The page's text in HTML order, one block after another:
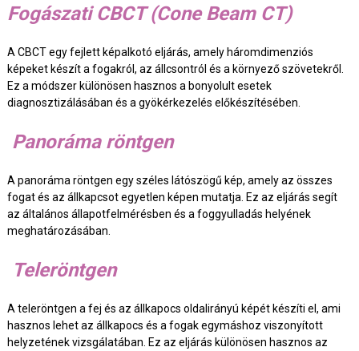
Fogászati CBCT (Cone Beam CT)
A CBCT egy fejlett képalkotó eljárás, amely háromdimenziós
képeket készít a fogakról, az állcsontról és a környező szövetekről.
Ez a módszer különösen hasznos a bonyolult esetek
diagnosztizálásában és a gyökérkezelés előkészítésében.
Panoráma röntgen
A panoráma röntgen egy széles látószögű kép, amely az összes
fogat és az állkapcsot egyetlen képen mutatja. Ez az eljárás segít
az általános állapotfelmérésben és a foggyulladás helyének
meghatározásában.
Teleröntgen
A teleröntgen a fej és az állkapocs oldalirányú képét készíti el, ami
hasznos lehet az állkapocs és a fogak egymáshoz viszonyított
helyzetének vizsgálatában. Ez az eljárás különösen hasznos az